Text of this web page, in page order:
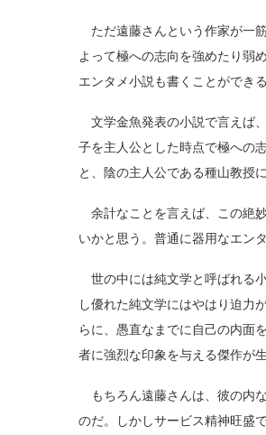
ただ遠藤さんという作家が一
よって極への志向を強めたり弱
エンタメ小説も書くことができる
文学金魚発表の小説で言えば
子を主人公とした時点で極への
と、陰の主人公である種山教授
余計なことを言えば、この絶
いかと思う。普通に器用なエン
世の中には純文学と呼ばれる
し優れた純文学にはやはり迫力
らに、愚直なまでに自己の内面
者に強烈な印象を与える傑作が
もちろん遠藤さんは、彼の内
のだ。しかしサービス精神旺盛